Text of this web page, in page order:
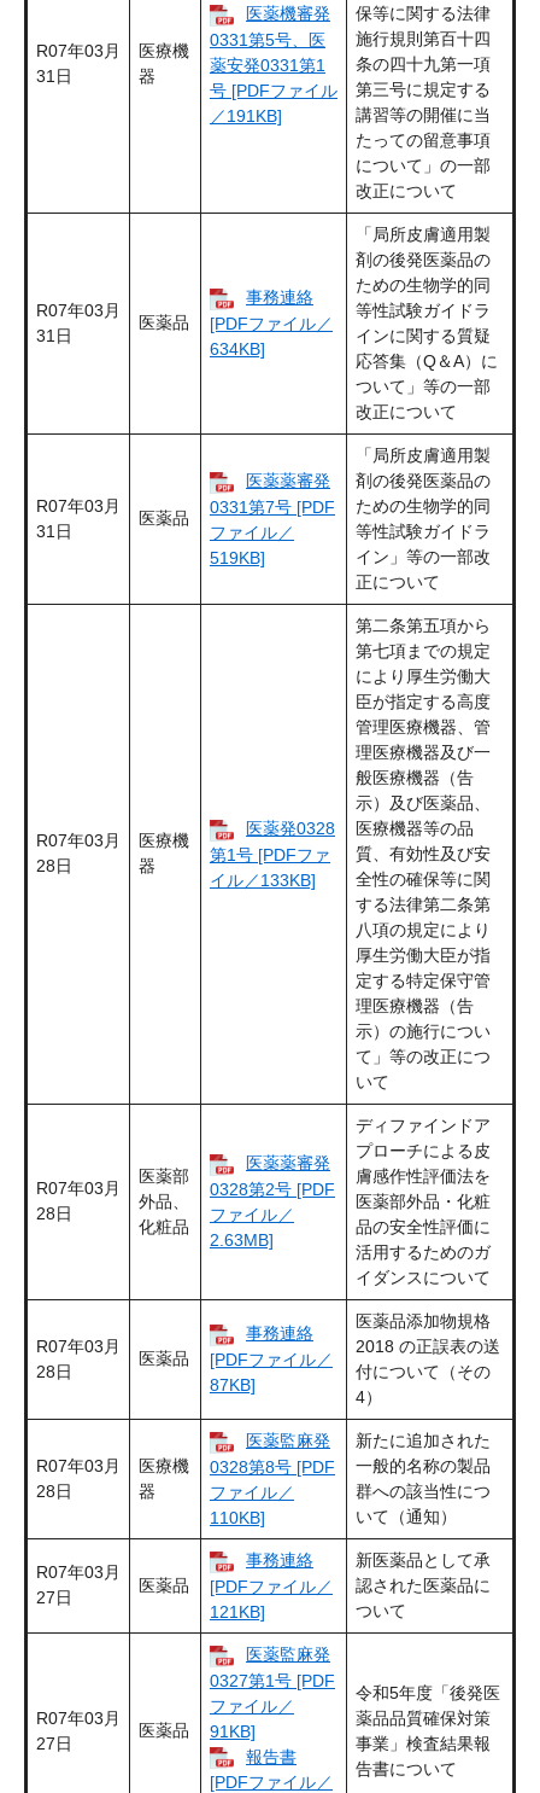
R07年03月
31日
医療機
器
医薬機審発
0331第5号、医
薬安発0331第1
号 [PDFファイル
／191KB]
保等に関する法律
施行規則第百十四
条の四十九第一項
第三号に規定する
講習等の開催に当
たっての留意事項
について」の一部
改正について
R07年03月
31日
医薬品
事務連絡
[PDFファイル／
634KB]
「局所皮膚適用製
剤の後発医薬品の
ための生物学的同
等性試験ガイドラ
インに関する質疑
応答集（Q＆A）に
ついて」等の一部
改正について
R07年03月
31日
医薬品
医薬薬審発
0331第7号 [PDF
ファイル／
519KB]
「局所皮膚適用製
剤の後発医薬品の
ための生物学的同
等性試験ガイドラ
イン」等の一部改
正について
R07年03月
28日
医療機
器
医薬発0328
第1号 [PDFファ
イル／133KB]
第二条第五項から
第七項までの規定
により厚生労働大
臣が指定する高度
管理医療機器、管
理医療機器及び一
般医療機器（告
示）及び医薬品、
医療機器等の品
質、有効性及び安
全性の確保等に関
する法律第二条第
八項の規定により
厚生労働大臣が指
定する特定保守管
理医療機器（告
示）の施行につい
て」等の改正につ
いて
R07年03月
28日
医薬部
外品、
化粧品
医薬薬審発
0328第2号 [PDF
ファイル／
2.63MB]
ディファインドア
プローチによる皮
膚感作性評価法を
医薬部外品・化粧
品の安全性評価に
活用するためのガ
イダンスについて
R07年03月
28日
医薬品
事務連絡
[PDFファイル／
87KB]
医薬品添加物規格
2018 の正誤表の送
付について（その
4）
R07年03月
28日
医療機
器
医薬監麻発
0328第8号 [PDF
ファイル／
110KB]
新たに追加された
一般的名称の製品
群への該当性につ
いて（通知）
R07年03月
27日
医薬品
事務連絡
[PDFファイル／
121KB]
新医薬品として承
認された医薬品に
ついて
R07年03月
27日
医薬品
医薬監麻発
0327第1号 [PDF
ファイル／
91KB]
報告書
[PDFファイル／
令和5年度「後発医
薬品品質確保対策
事業」検査結果報
告書について